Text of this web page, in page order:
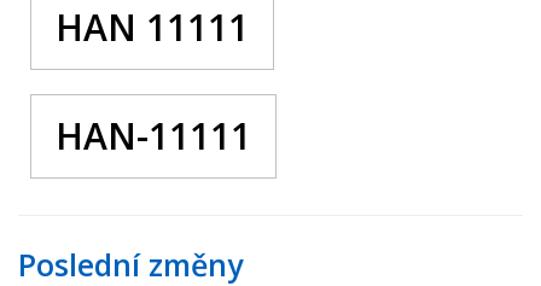
HAN 11111
HAN-11111
Poslední změny